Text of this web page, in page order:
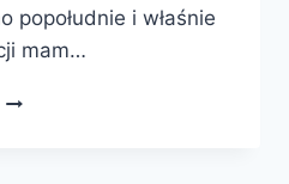
popołudnie i właśnie
mam…
PRZYPADKIEM.